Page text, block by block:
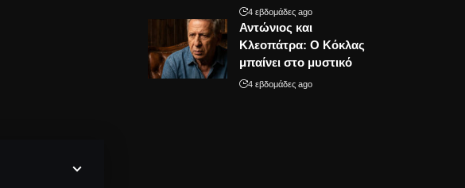
4 εβδομάδες ago
Αντώνιος και
Κλεοπάτρα: Ο Κόκλας
μπαίνει στο μυστικό
4 εβδομάδες ago